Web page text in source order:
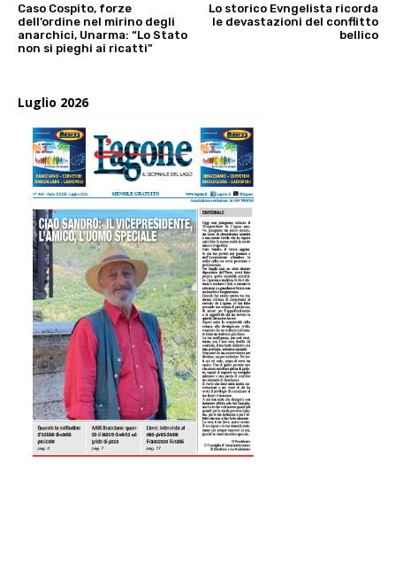
Caso Cospito, forze
dell’ordine nel mirino degli
anarchici, Unarma: “Lo Stato
non si pieghi ai ricatti”
Lo storico Evngelista ricorda
le devastazioni del conflitto
bellico
Luglio 2026